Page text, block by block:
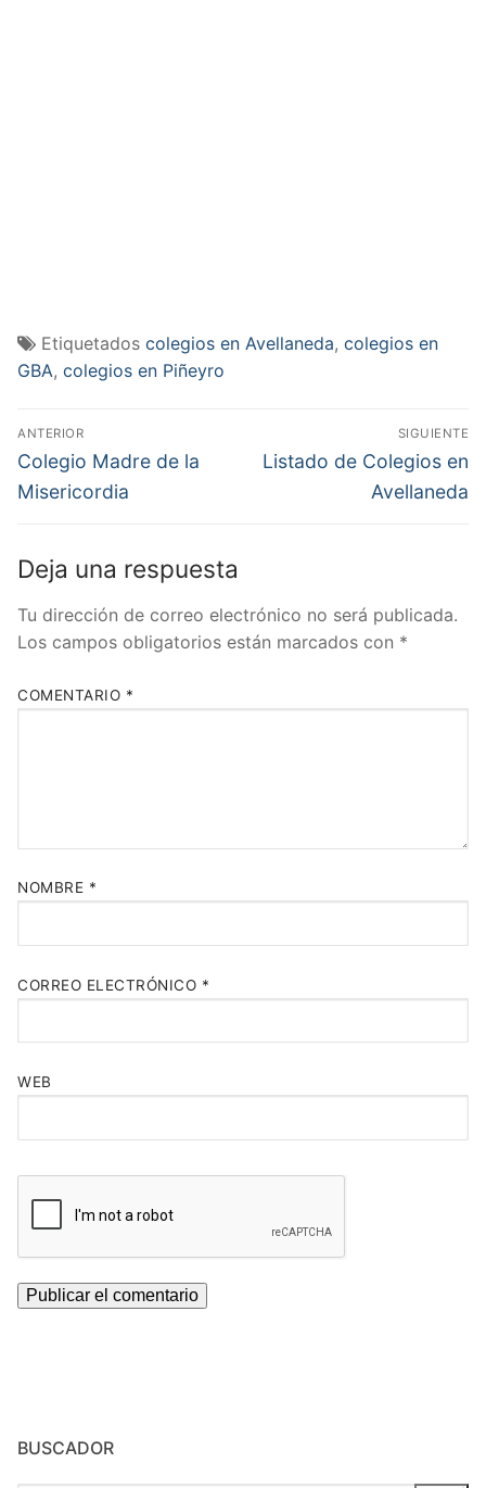
Etiquetados colegios en Avellaneda, colegios en
GBA, colegios en Piñeyro
Navegación
de
entradas
ANTERIOR
Entrada
anterior:
Colegio Madre de la
Misericordia
SIGUIENTE
Entrada
Listado de Colegios en
Avellaneda
Deja una respuesta
Tu dirección de correo electrónico no será publicada.
Los campos obligatorios están marcados con *
COMENTARIO *
NOMBRE *
CORREO ELECTRÓNICO *
WEB
BUSCADOR